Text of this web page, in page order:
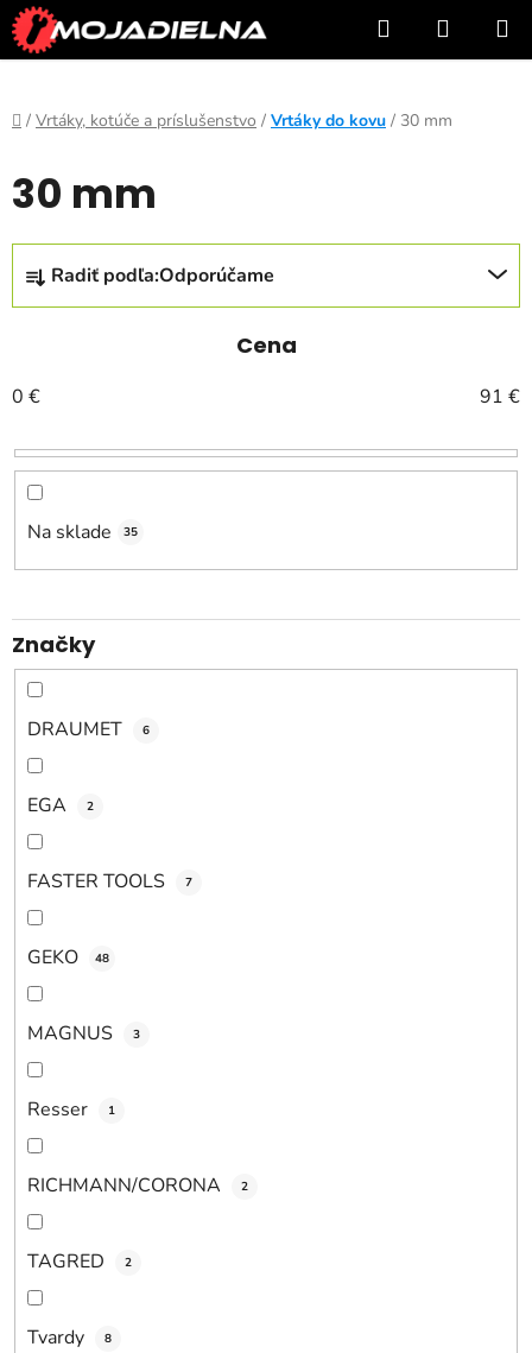
Prejsť
na
obsah
Hľadať
KOŠÍK
Domov
/ Vrtáky, kotúče a príslušenstvo / Vrtáky do kovu / 30 mm
30 mm
R
a
d
n
i
e
p
o
d
k
t
o
Radiť podľa:Odporúčame
Cena
0 € 91 €
Na sklade 35
Značky
DRAUMET 6
EGA 2
FASTER TOOLS 7
GEKO 48
MAGNUS 3
Resser 1
RICHMANN/CORONA 2
TAGRED 2
Tvardy 8